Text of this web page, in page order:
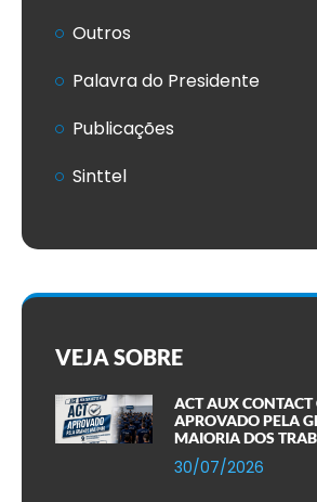
Outros
Palavra do Presidente
Publicações
Sinttel
VEJA SOBRE
ACT AUX CONTACT
APROVADO PELA
MAIORIA DOS
30/07/2026